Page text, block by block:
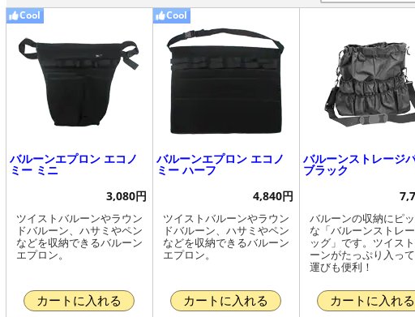
Cool
バルーンエプロン エコノ
ミー ミニ
3,080円
ツイストバルーンやラウン
ドバルーン、ハサミやペン
などを収納できるバルーン
エプロン。
カートに入れる
Cool
バルーンエプロン エコノ
ミー ハーフ
4,840円
ツイストバルーンやラウン
ドバルーン、ハサミやペン
などを収納できるバルーン
エプロン。
カートに入れる
バルーンストレージ
ブラック
バルーンの収納にピ
な「バルーンストレ
ッグ」です。ツイス
ーンがたっぷり入っ
運びも便利！
カートに入れる